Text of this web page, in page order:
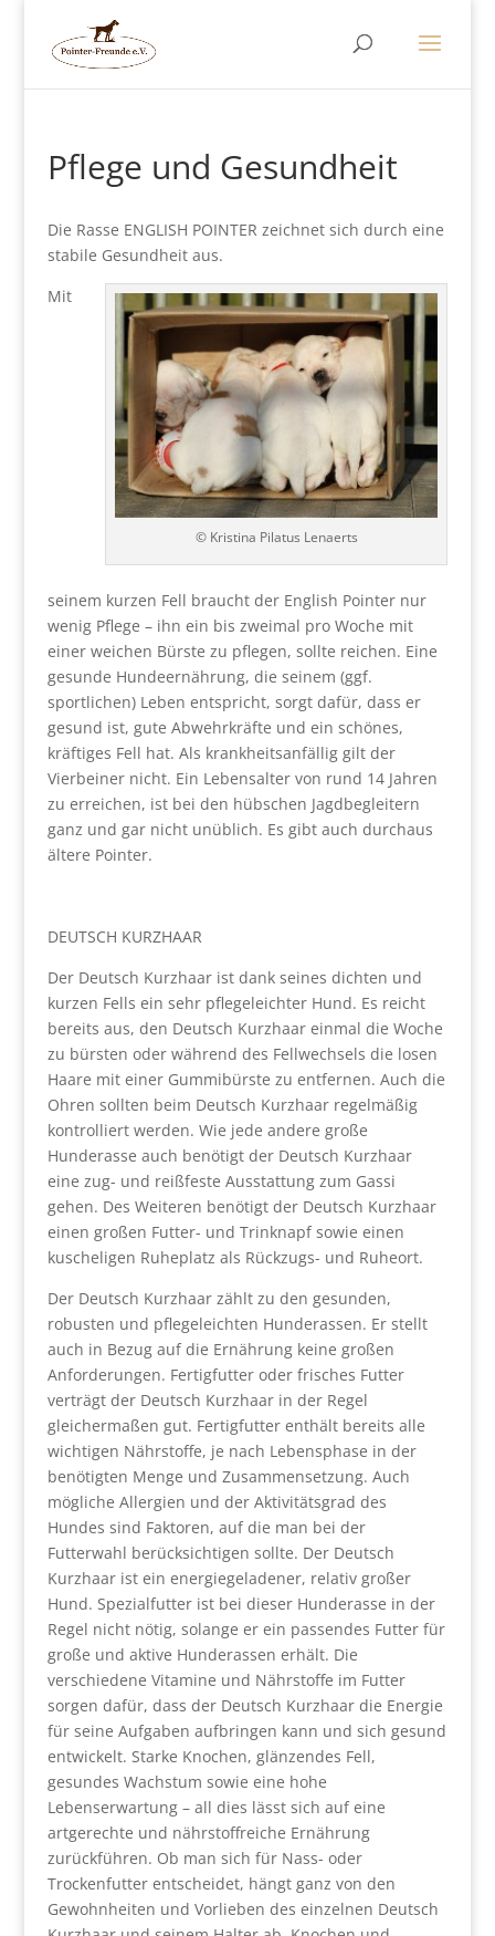
Pflege und Gesundheit
Die Rasse ENGLISH POINTER zeichnet sich durch eine
stabile Gesundheit aus.
© Kristina Pilatus Lenaerts
Mit
seinem kurzen Fell braucht der English Pointer nur
wenig Pflege – ihn ein bis zweimal pro Woche mit
einer weichen Bürste zu pflegen, sollte reichen. Eine
gesunde Hundeernährung, die seinem (ggf.
sportlichen) Leben entspricht, sorgt dafür, dass er
gesund ist, gute Abwehrkräfte und ein schönes,
kräftiges Fell hat. Als krankheitsanfällig gilt der
Vierbeiner nicht. Ein Lebensalter von rund 14 Jahren
zu erreichen, ist bei den hübschen Jagdbegleitern
ganz und gar nicht unüblich. Es gibt auch durchaus
ältere Pointer.
DEUTSCH KURZHAAR
Der Deutsch Kurzhaar ist dank seines dichten und
kurzen Fells ein sehr pflegeleichter Hund. Es reicht
bereits aus, den Deutsch Kurzhaar einmal die Woche
zu bürsten oder während des Fellwechsels die losen
Haare mit einer Gummibürste zu entfernen. Auch die
Ohren sollten beim Deutsch Kurzhaar regelmäßig
kontrolliert werden. Wie jede andere große
Hunderasse auch benötigt der Deutsch Kurzhaar
eine zug- und reißfeste Ausstattung zum Gassi
gehen. Des Weiteren benötigt der Deutsch Kurzhaar
einen großen Futter- und Trinknapf sowie einen
kuscheligen Ruheplatz als Rückzugs- und Ruheort.
Der Deutsch Kurzhaar zählt zu den gesunden,
robusten und pflegeleichten Hunderassen. Er stellt
auch in Bezug auf die Ernährung keine großen
Anforderungen. Fertigfutter oder frisches Futter
verträgt der Deutsch Kurzhaar in der Regel
gleichermaßen gut. Fertigfutter enthält bereits alle
wichtigen Nährstoffe, je nach Lebensphase in der
benötigten Menge und Zusammensetzung. Auch
mögliche Allergien und der Aktivitätsgrad des
Hundes sind Faktoren, auf die man bei der
Futterwahl berücksichtigen sollte. Der Deutsch
Kurzhaar ist ein energiegeladener, relativ großer
Hund. Spezialfutter ist bei dieser Hunderasse in der
Regel nicht nötig, solange er ein passendes Futter für
große und aktive Hunderassen erhält. Die
verschiedene Vitamine und Nährstoffe im Futter
sorgen dafür, dass der Deutsch Kurzhaar die Energie
für seine Aufgaben aufbringen kann und sich gesund
entwickelt. Starke Knochen, glänzendes Fell,
gesundes Wachstum sowie eine hohe
Lebenserwartung – all dies lässt sich auf eine
artgerechte und nährstoffreiche Ernährung
zurückführen. Ob man sich für Nass- oder
Trockenfutter entscheidet, hängt ganz von den
Gewohnheiten und Vorlieben des einzelnen Deutsch